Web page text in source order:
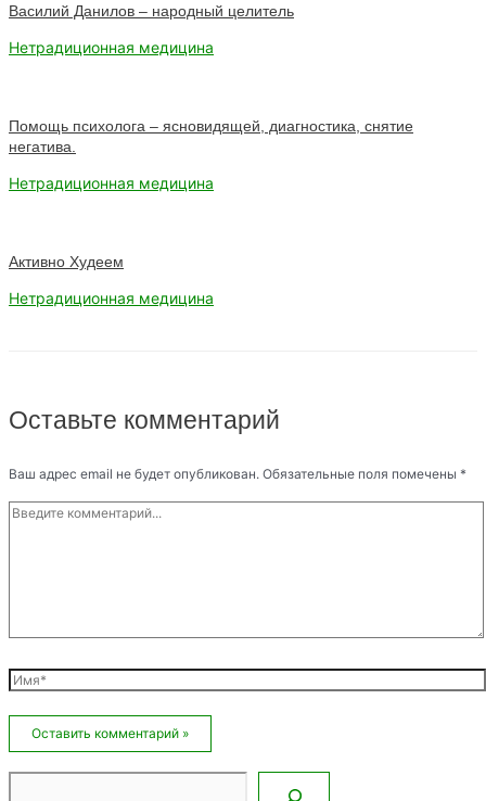
Василий Данилов – народный целитель
Нетрадиционная медицина
Помощь психолога – ясновидящей, диагностика, снятие
негатива.
Нетрадиционная медицина
Активно Худеем
Нетрадиционная медицина
Оставьте комментарий
Ваш адрес email не будет опубликован. Обязательные поля помечены *
Введите
комментарий...
Имя*